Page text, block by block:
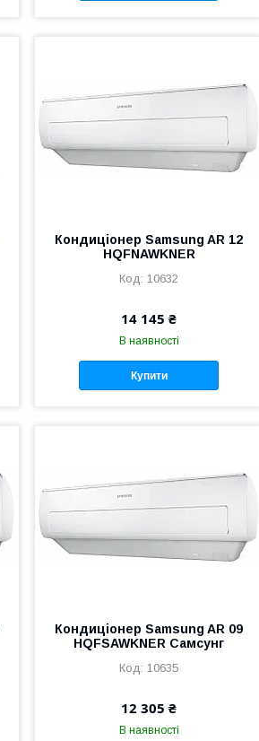
Кондиціонер Samsung AR 12
HQFNAWKNER
10632
14 145 ₴
В наявності
Купити
Кондиціонер Samsung AR 09
HQFSAWKNER Самсунг
10635
12 305 ₴
В наявності